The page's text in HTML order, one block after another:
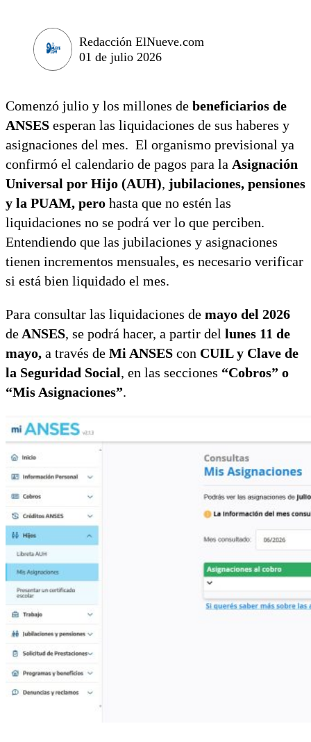
Redacción ElNueve.com
01 de julio 2026
Comenzó julio y los millones de beneficiarios de
ANSES esperan las liquidaciones de sus haberes y
asignaciones del mes. El organismo previsional ya
confirmó el calendario de pagos para la Asignación
Universal por Hijo (AUH), jubilaciones, pensiones
y la PUAM, pero hasta que no estén las
liquidaciones no se podrá ver lo que perciben.
Entendiendo que las jubilaciones y asignaciones
tienen incrementos mensuales, es necesario verificar
si está bien liquidado el mes.
Para consultar las liquidaciones de mayo del 2026
de ANSES, se podrá hacer, a partir del lunes 11 de
mayo, a través de Mi ANSES con CUIL y Clave de
la Seguridad Social, en las secciones “Cobros” o
“Mis Asignaciones”.